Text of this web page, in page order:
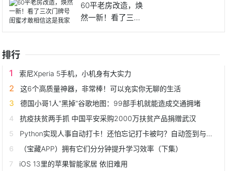
60平老房改造，焕
然一新！看了三次
门牌号
排行
索尼Xperia 5手机，小机身有大实力
这6个高质量神器，非常棒！可以充实你无聊的生活
德国小哥1人“黑掉”谷歌地图：99部手机就能造成交通拥堵
抗疫扶贫两手抓 中国平安采购2000万扶贫产品捐赠武汉
Python实现人事自动打卡！还怕忘记打卡被叼？自动签到与签退
（宝藏APP）拥有它们分分钟提升学习效率（下集）
iOS 13里的苹果智能家居 依旧难用